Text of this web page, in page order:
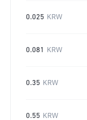
0.025 KRW
0.081 KRW
0.35 KRW
0.55 KRW